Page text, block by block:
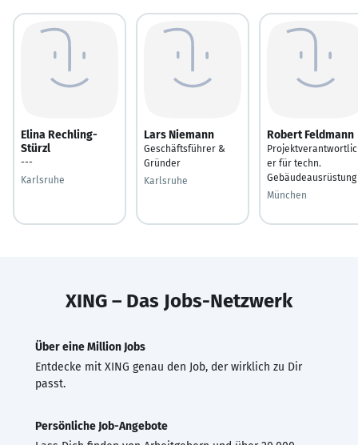
Elina Rechling-
Stürzl
---
Karlsruhe
Lars Niemann
Geschäftsführer &
Gründer
Karlsruhe
Robert Feldmann
er für techn.
Gebäudeausrüstung
München
XING – Das Jobs-Netzwerk
Über eine Million Jobs
Entdecke mit XING genau den Job, der wirklich zu Dir
passt.
Persönliche Job-Angebote